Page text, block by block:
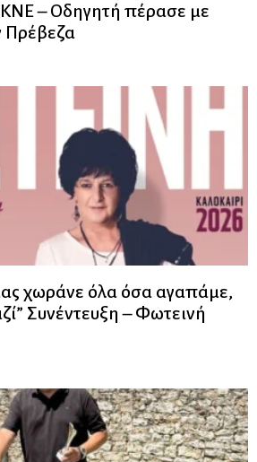
– Οδηγητή πέρασε με
Πρέβεζα
χωράνε όλα όσα αγαπάμε,
Συνέντευξη – Φωτεινή